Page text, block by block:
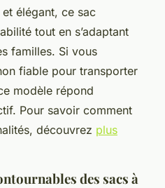
élégant, ce sac
tout en s’adaptant
familles. Si vous
fiable pour transporter
modèle répond
Pour savoir comment
découvrez plus
des sacs à